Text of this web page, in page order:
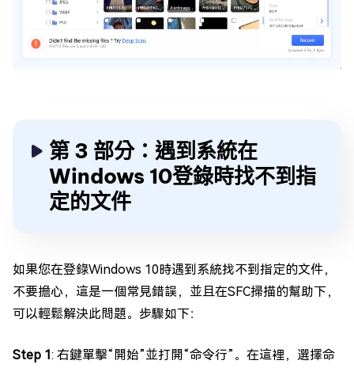
第 3 部分：遇到系統在
Windows 10登錄時找不到指
定的文件
如果您在登錄Windows 10時遇到系統找不到指定的文件，
不要擔心，這是一個常見錯誤，並且在SFC掃描的幫助下，
可以輕鬆解決此問題。步驟如下：
Step 1: 右鍵單擊“開始”並打開“命令行”。在這裡，選擇命